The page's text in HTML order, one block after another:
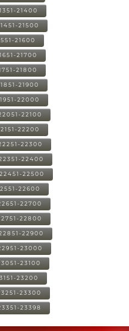
21400
21500
21600
21700
21800
21900
22000
22100
22200
22300
22400
22500
22600
22700
22800
22900
23000
23100
23200
23300
23398